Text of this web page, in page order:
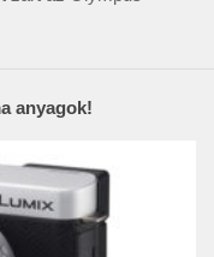
anyagok!